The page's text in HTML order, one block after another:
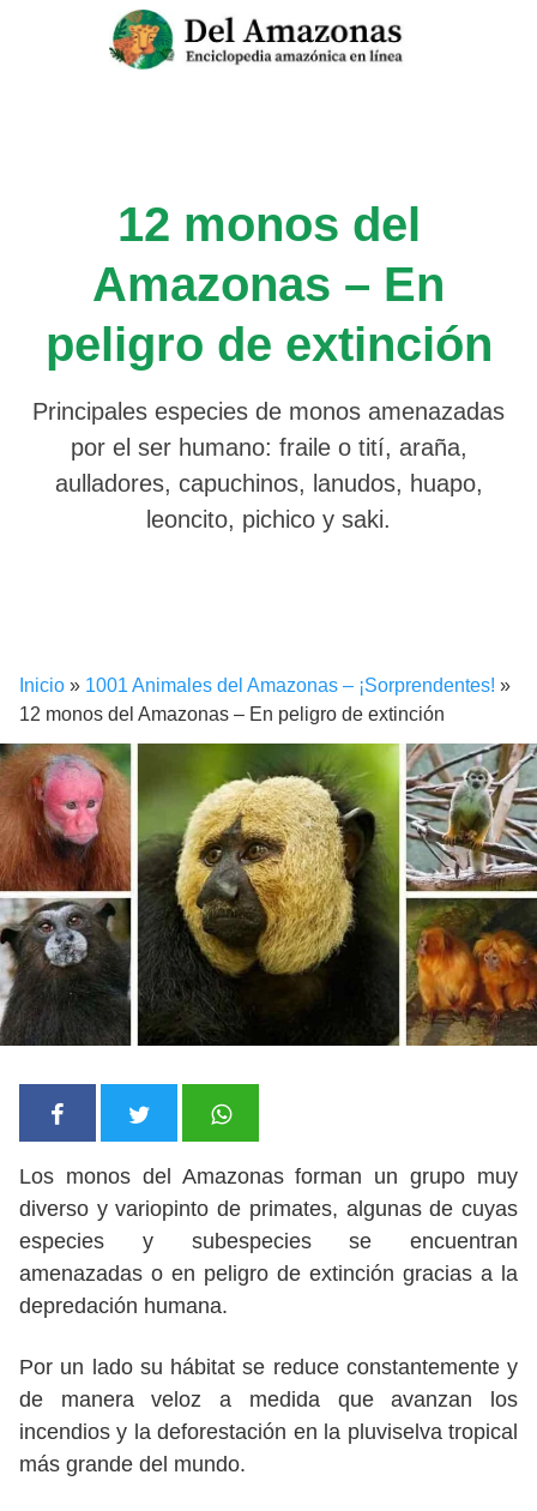
12 monos del
Amazonas – En
peligro de extinción
Principales especies de monos amenazadas
por el ser humano: fraile o tití, araña,
aulladores, capuchinos, lanudos, huapo,
leoncito, pichico y saki.
Inicio » 1001 Animales del Amazonas – ¡Sorprendentes! »
12 monos del Amazonas – En peligro de extinción
Los monos del Amazonas forman un grupo muy
diverso y variopinto de primates, algunas de cuyas
especies y subespecies se encuentran
amenazadas o en peligro de extinción gracias a la
depredación humana.
Por un lado su hábitat se reduce constantemente y
de manera veloz a medida que avanzan los
incendios y la deforestación en la pluviselva tropical
más grande del mundo.